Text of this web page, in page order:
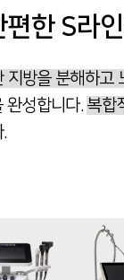
편한 S라
지방을 분해하고
완성합니다. 복합